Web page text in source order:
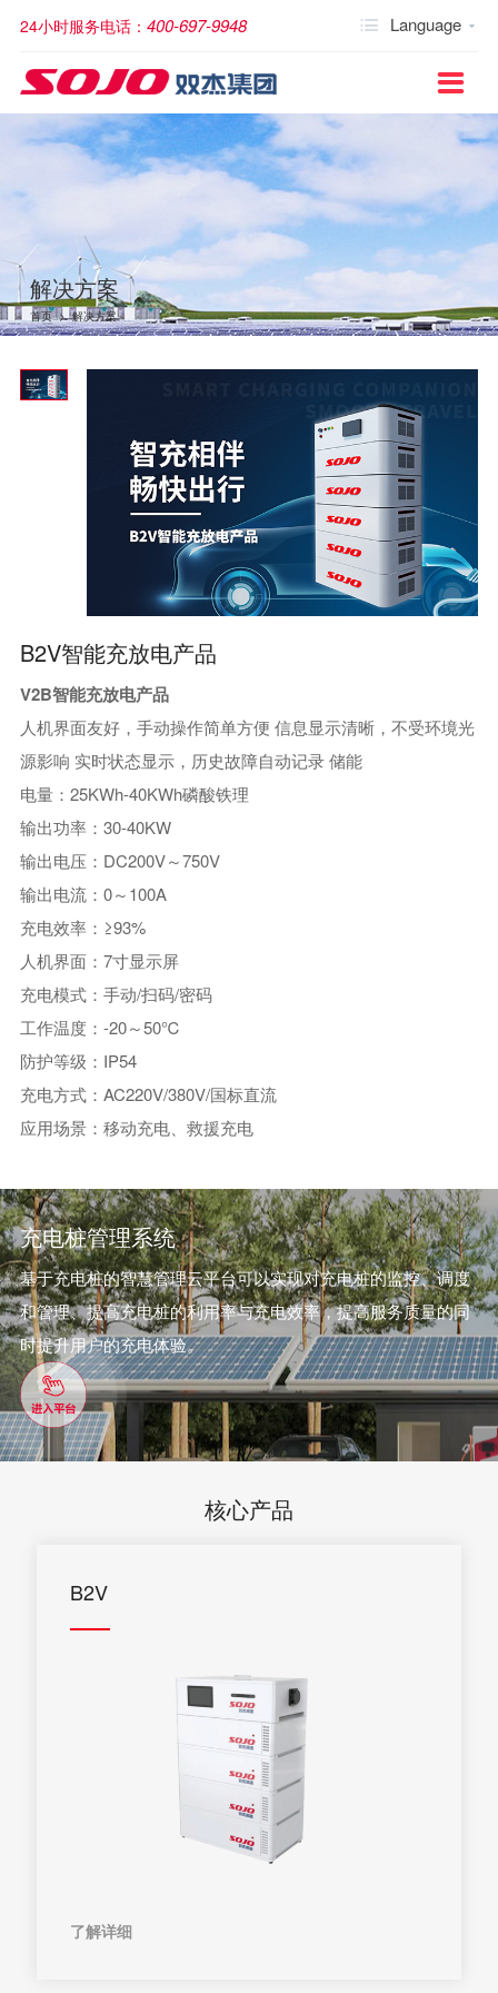
24小时服务电话： 400-697-9948  Language 
公司简介
文化理念
荣誉墙
发展历程
董事局主席
公司新闻
行业动态
公司图片
中压配电柜
户外柱上开关/重合器
箱式变电站
预装式模块化变电站
变压器
电缆分支箱
配网自动化产品
杰贝特低压电器产品
电能质量治理
固体绝缘开关柜
环保气体绝缘全封闭开关柜
空气绝缘开关柜
SF6气体绝缘开关柜
户外柱上高压断路器
户外柱上负荷开关
高压隔离开关
高压真空重合器
欧式箱式变电站
美式箱式变电站
华式变电站
YKJ-40.5kV紧凑型预装式模块化变电站
干式变压器
油式变压器
特种变压器
低压固定式开关柜
低压抽出式开关柜
JP柜
高压电缆分支箱
低压电缆分支箱
馈线自动化终端（FTU）
配网自动化终端（DTU）
智能电容控制器
温湿度控制器
故障指示器
电操模块
永磁驱动装置
综合保护装置系列
开关本体
电缆附件
配电产品系列
终端产品系列
工控产品系列
同步开关及配套解决方案
充电桩
光伏EPC
储能产品
重卡换电
光伏解决方案
风电解决方案
储能解决方案
充电解决方案
换电解决方案
能源解决方案
风光储充换综合能源园区
服务案例
服务理念/技术支持
人才政策
培训提升
校园招聘
合肥专场招聘
采购招标平台
产品配件
股票信息
联系我们
销售网络
建议与投诉

解决方案
首页 >解决方案
B2V智能充放电产品
V2B智能充放电产品
人机界面友好，手动操作简单方便 信息显示清晰，不受环境光
源影响 实时状态显示，历史故障自动记录 储能
电量：25KWh-40KWh磷酸铁理
输出功率：30-40KW
输出电压：DC200V～750V
输出电流：0～100A
充电效率：≥93%
人机界面：7寸显示屏
充电模式：手动/扫码/密码
工作温度：-20～50℃
防护等级：IP54
充电方式：AC220V/380V/国标直流
应用场景：移动充电、救援充电
充电桩管理系统
基于充电桩的智慧管理云平台可以实现对充电桩的监控、调度
和管理、提高充电桩的利用率与充电效率，提高服务质量的同
时提升用户的充电体验。
核心产品
B2V
了解详细